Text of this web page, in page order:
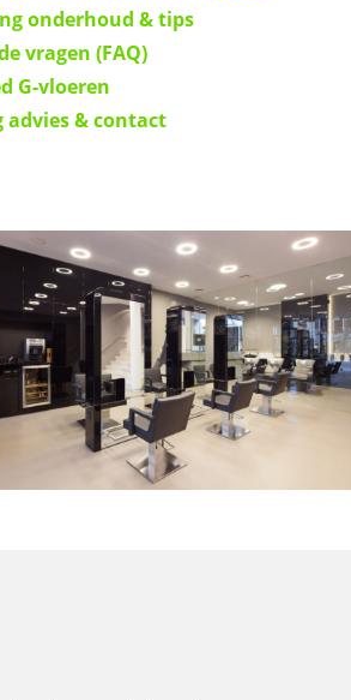
onderhoud & tips
vragen (FAQ)
G-vloeren
advies & contact